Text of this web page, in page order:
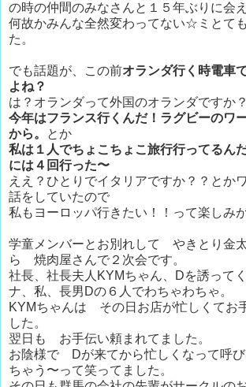
の時の仲間のみなさんと１５年ぶりに会え
何故かみんな全然変わってない☆ミとて
た。
でも話題が、この前オランダ行く時電車
よね？
は？オランダって外国のオランダですか
今年はフランス行くんだ！ラグビーのワ
から。
とか
私は１人でちょこちょこ旅行行ってる
には４回行った〜
ええ？ひとりでイタリアですか？？とか
話をしていたので
私もヨーロッパ行きたい！！って楽しみ
学童メンバーとお別れして やきとり金
ら 焼肉屋さんで２次会です。
社長、社長夫人KYMちゃん、Dを誘って
ナ、私、長男Dの６人でわちゃわちゃ。
KYMちゃんは その日お店が忙しくてお
した。
翌日も お手伝い頼まれてました。
お陰様で Dが来てから忙しくなって呼び
ちゃう〜って笑ってました。